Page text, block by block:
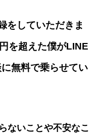
をしていただきま
を超えた僕がLINE
無料で乗らせてい
ないことや不安なこ